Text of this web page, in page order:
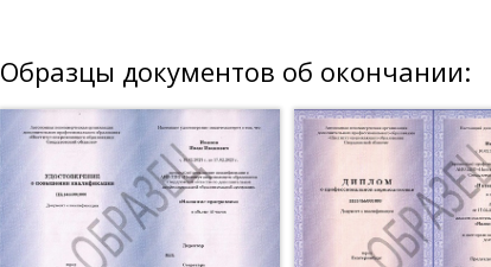
Образцы документов об окончании: